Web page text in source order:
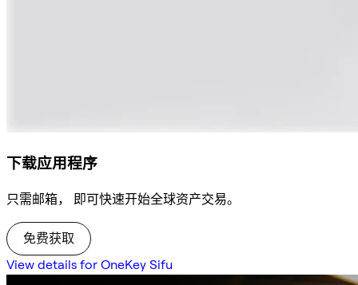
下载应用程序
只需邮箱， 即可快速开始全球资产交易。
免费获取
View details for OneKey Sifu